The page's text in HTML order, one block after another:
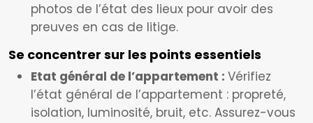
photos de l’état des lieux pour avoir des
preuves en cas de litige.
Se concentrer sur les points essentiels
Etat général de l’appartement : Vérifiez
l’état général de l’appartement : propreté,
isolation, luminosité, bruit, etc. Assurez-vous